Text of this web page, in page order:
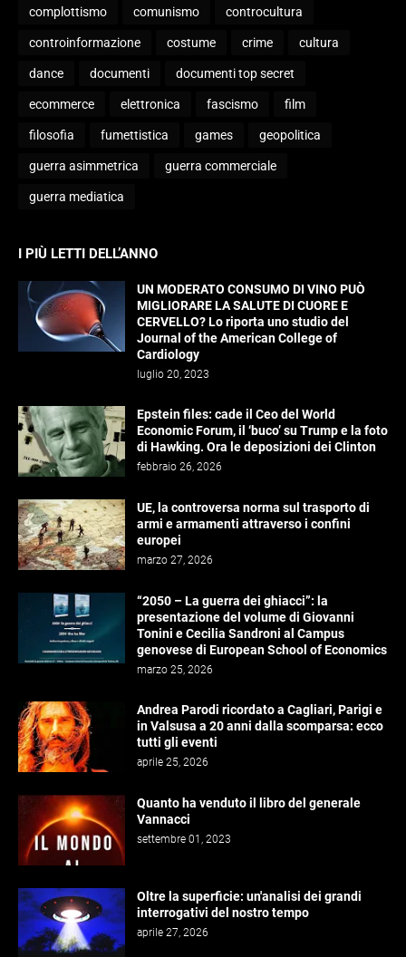
complottismo comunismo controcultura
controinformazione costume crime cultura
dance documenti documenti top secret
ecommerce elettronica fascismo film
filosofia fumettistica games geopolitica
guerra asimmetrica guerra commerciale
guerra mediatica
I PIÙ LETTI DELL’ANNO
UN MODERATO CONSUMO DI VINO PUÒ
MIGLIORARE LA SALUTE DI CUORE E
CERVELLO? Lo riporta uno studio del
Journal of the American College of
Cardiology
luglio 20, 2023
Epstein files: cade il Ceo del World
Economic Forum, il ‘buco’ su Trump e la foto
di Hawking. Ora le deposizioni dei Clinton
febbraio 26, 2026
UE, la controversa norma sul trasporto di
armi e armamenti attraverso i confini
europei
marzo 27, 2026
“2050 – La guerra dei ghiacci”: la
presentazione del volume di Giovanni
Tonini e Cecilia Sandroni al Campus
genovese di European School of Economics
marzo 25, 2026
Andrea Parodi ricordato a Cagliari, Parigi e
in Valsusa a 20 anni dalla scomparsa: ecco
tutti gli eventi
aprile 25, 2026
Quanto ha venduto il libro del generale
Vannacci
settembre 01, 2023
Oltre la superficie: un'analisi dei grandi
interrogativi del nostro tempo
aprile 27, 2026